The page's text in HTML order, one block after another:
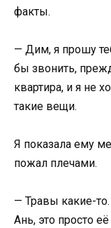
факты.
— Дим, я прошу
бы звонить,
квартира, и я не
такие вещи.
Я показала ему
пожал плечами.
— Травы какие-
Ань, это просто